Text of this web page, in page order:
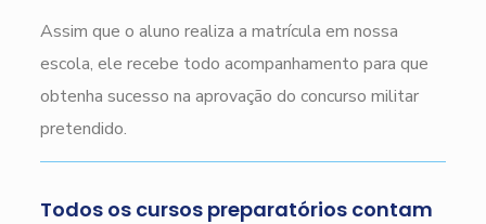
Assim que o aluno realiza a matrícula em nossa
escola, ele recebe todo acompanhamento para que
obtenha sucesso na aprovação do concurso militar
pretendido.
Todos os cursos preparatórios contam